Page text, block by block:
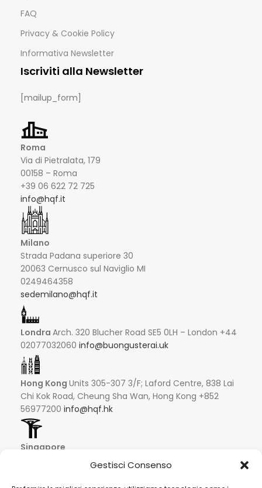
Gestisci Consenso
FAQ
Privacy & Cookie Policy
Informativa Newsletter
Iscriviti alla Newsletter
[mailup_form]
Roma
Via di Pietralata, 179
00158 – Roma
+39 06 622 72 725
info@hqf.it
Milano
Strada Padana superiore 30
20063 Cernusco sul Naviglio MI
0249464358
sedemilano@hqf.it
Londra Arch. 320 Blucher Road SE5 0LH – London +44
02077032060 info@buongusterai.uk
Hong Kong Units 305-307 3/F; Laford Centre, 838 Lai
Chi Kok Road, Cheung Sha Wan, Hong Kong +852
56977200 info@hqf.hk
Singapore
16 Raffles Quay #33-03
048581 – Singapore